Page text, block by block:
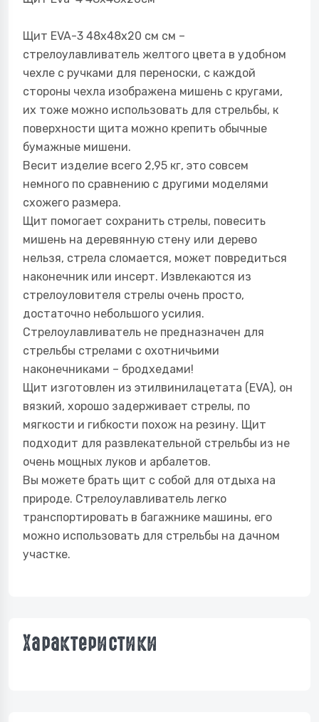
Щит EVA-3 48х48х20 см см –
стрелоулавливатель желтого цвета в удобном
чехле с ручками для переноски, с каждой
стороны чехла изображена мишень с кругами,
их тоже можно использовать для стрельбы, к
поверхности щита можно крепить обычные
бумажные мишени.
Весит изделие всего 2,95 кг, это совсем
немного по сравнению с другими моделями
схожего размера.
Щит помогает сохранить стрелы, повесить
мишень на деревянную стену или дерево
нельзя, стрела сломается, может повредиться
наконечник или инсерт. Извлекаются из
стрелоуловителя стрелы очень просто,
достаточно небольшого усилия.
Стрелоулавливатель не предназначен для
стрельбы стрелами с охотничьими
наконечниками – бродхедами!
Щит изготовлен из этилвинилацетата (EVA), он
вязкий, хорошо задерживает стрелы, по
мягкости и гибкости похож на резину. Щит
подходит для развлекательной стрельбы из не
очень мощных луков и арбалетов.
Вы можете брать щит с собой для отдыха на
природе. Стрелоулавливатель легко
транспортировать в багажнике машины, его
можно использовать для стрельбы на дачном
участке.
Характеристики